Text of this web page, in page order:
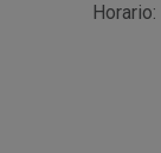
Horario: